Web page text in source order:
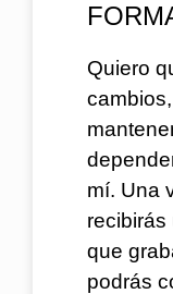
Quiero
mí. Una
recibirás
que
podrás